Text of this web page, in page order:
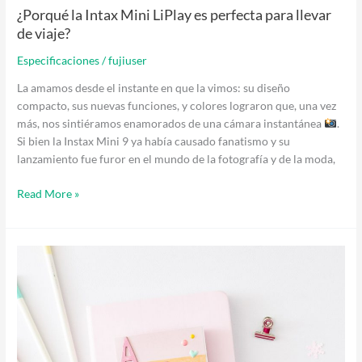
¿Porqué la Intax Mini LiPlay es perfecta para llevar
de viaje?
Especificaciones/fujiuser
La amamos desde el instante en que la vimos: su diseño
compacto, sus nuevas funciones, y colores lograron que, una vez
más, nos sintiéramos enamorados de una cámara instantánea
.
Si bien la Instax Mini 9 ya había causado fanatismo y su
lanzamiento fue furor en el mundo de la fotografía y de la moda,
Read More »
amigo:
cómo
crear